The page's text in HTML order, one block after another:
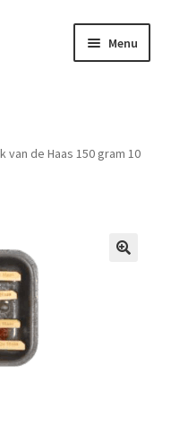
Menu
van de Haas 150 gram 10